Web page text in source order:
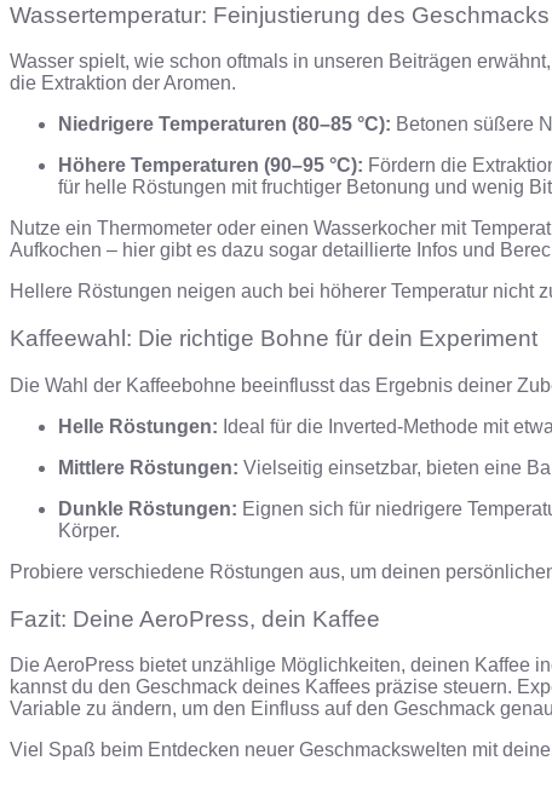
Wassertemperatur: Feinjustierung des Geschmacks
Wasser spielt, wie schon oftmals in unseren Beiträgen
die Extraktion der Aromen.
Niedrigere Temperaturen (80–85 °C): Betonen süßere
Höhere Temperaturen (90–95 °C): Fördern die
für helle Röstungen mit fruchtiger Betonung und wenig
Nutze ein Thermometer oder einen Wasserkocher mit
Aufkochen – hier gibt es dazu sogar detaillierte Infos und
Hellere Röstungen neigen auch bei höherer Temperatur nicht
Kaffeewahl: Die richtige Bohne für dein Experiment
Die Wahl der Kaffeebohne beeinflusst das Ergebnis deiner
Helle Röstungen: Ideal für die Inverted-Methode mit
Mittlere Röstungen: Vielseitig einsetzbar, bieten eine
Dunkle Röstungen: Eignen sich für niedrigere
Körper.
Probiere verschiedene Röstungen aus, um deinen
Fazit: Deine AeroPress, dein Kaffee
Die AeroPress bietet unzählige Möglichkeiten, deinen Kaffee
kannst du den Geschmack deines Kaffees präzise steuern.
Variable zu ändern, um den Einfluss auf den Geschmack
Viel Spaß beim Entdecken neuer Geschmackswelten mit